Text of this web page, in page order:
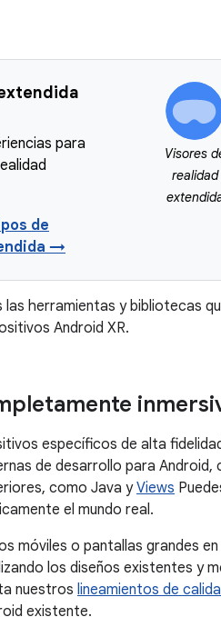
para
de
→
Visores
realidad
las herramientas y bibliotecas
Android XR.
específicos de alta
de desarrollo para Android,
como Java yViews
el mundo real.
móviles o pantallas grandes
los diseños existentes y
nuestros lineamientos de
existente.